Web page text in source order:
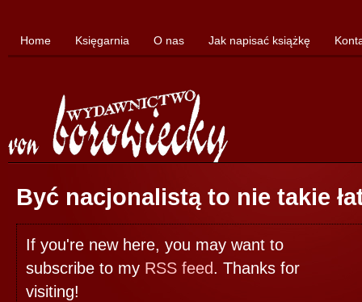
Home Księgarnia O nas Jak napisać książkę
Być nacjonalistą to nie takie
If you're new here, you may want to
subscribe to my RSS feed. Thanks for
visiting!